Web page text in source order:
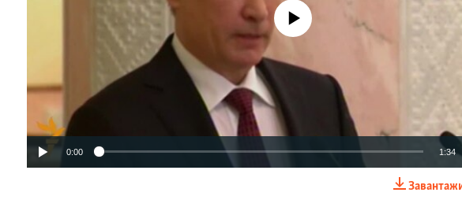
No media source currently available
0:00 1:34